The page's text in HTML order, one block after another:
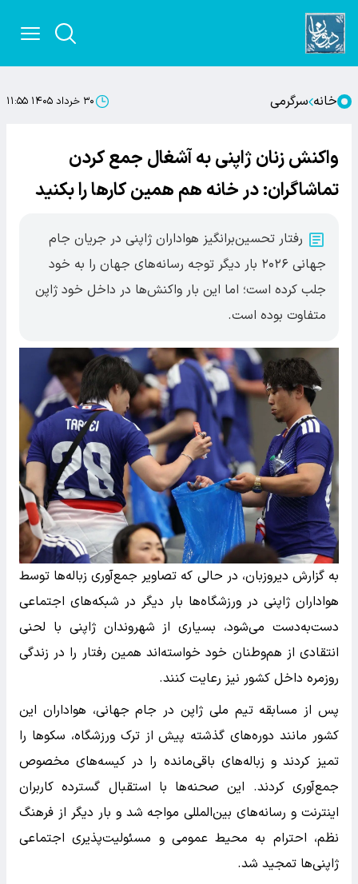
خانه سرگرمی ۳۰ خرداد ۱۴۰۵ ۱۱:۵۵
واکنش زنان ژاپنی به آشغال جمع کردن
تماشاگران: در خانه هم همین کارها را بکنید
رفتار تحسین‌برانگیز هواداران ژاپنی در جریان جام
جهانی ۲۰۲۶ بار دیگر توجه رسانه‌های جهان را به خود
جلب کرده است؛ اما این بار واکنش‌ها در داخل خود ژاپن
متفاوت بوده است.
به گزارش دیروزبان، در حالی که تصاویر جمع‌آوری زباله‌ها توسط
هواداران ژاپنی در ورزشگاه‌ها بار دیگر در شبکه‌های اجتماعی
دست‌به‌دست می‌شود، بسیاری از شهروندان ژاپنی با لحنی
انتقادی از هم‌وطنان خود خواسته‌اند همین رفتار را در زندگی
روزمره داخل کشور نیز رعایت کنند.
پس از مسابقه تیم ملی ژاپن در جام جهانی، هواداران این
کشور مانند دوره‌های گذشته پیش از ترک ورزشگاه، سکوها را
تمیز کردند و زباله‌های باقی‌مانده را در کیسه‌های مخصوص
جمع‌آوری کردند. این صحنه‌ها با استقبال گسترده کاربران
اینترنت و رسانه‌های بین‌المللی مواجه شد و بار دیگر از فرهنگ
نظم، احترام به محیط عمومی و مسئولیت‌پذیری اجتماعی
ژاپنی‌ها تمجید شد.